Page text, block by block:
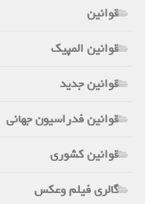
قوانین
قوانین المپیک
قوانین جدید
قوانین فدراسیون جهانی
قوانین کشوری
گالری فیلم وعکس